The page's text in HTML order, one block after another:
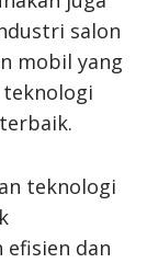
salon
mobil yang
teknologi
teknologi
dan